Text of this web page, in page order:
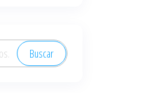
Buscar